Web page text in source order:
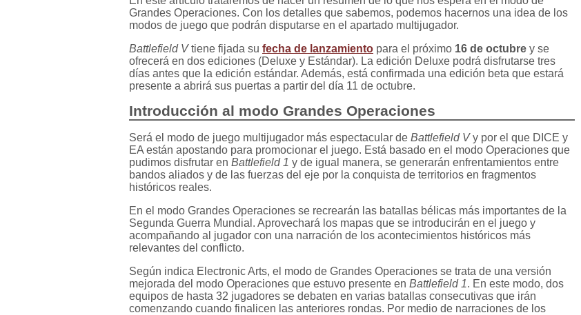
Grandes Operaciones. Con los detalles que sabemos, podemos hacernos una idea de los
modos de juego que podrán disputarse en el apartado multijugador.
Battlefield Vtiene fijada su fecha de lanzamiento para el próximo 16 de octubre y se
ofrecerá en dos ediciones (Deluxe y Estándar). La edición Deluxe podrá disfrutarse tres
días antes que la edición estándar. Además, está confirmada una edición beta que estará
presente a abrirá sus puertas a partir del día 11 de octubre.
Introducción al modo Grandes Operaciones
Será el modo de juego multijugador más espectacular de Battlefield Vy por el que DICE y
EA están apostando para promocionar el juego. Está basado en el modo Operaciones que
pudimos disfrutar en Battlefield 1 y de igual manera, se generarán enfrentamientos entre
bandos aliados y de las fuerzas del eje por la conquista de territorios en fragmentos
históricos reales.
En el modo Grandes Operaciones se recrearán las batallas bélicas más importantes de la
Segunda Guerra Mundial. Aprovechará los mapas que se introducirán en el juego y
acompañando al jugador con una narración de los acontecimientos históricos más
relevantes del conflicto.
Según indica Electronic Arts, el modo de Grandes Operaciones se trata de una versión
mejorada del modo Operaciones que estuvo presente en Battlefield 1. En este modo, dos
equipos de hasta 32 jugadores se debaten en varias batallas consecutivas que irán
comenzando cuando finalicen las anteriores rondas. Por medio de narraciones de los